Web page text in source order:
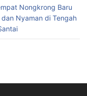
Nongkrong Baru
Nyaman di Tengah